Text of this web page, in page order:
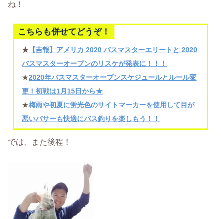
ね！
こちらも併せてどうぞ！
★ 【吉報】アメリカ 2020 バスマスターエリートと 2020
バスマスターオープンのリスケが発表に！！！
★2020年バスマスターオープンスケジュールとルール変
更！初戦は1月15日から★
★梅雨や初夏に蛍光色のサイトマーカーを使用して目が
悪いバサーも快適にバス釣りを楽しもう！！
では、また後程！